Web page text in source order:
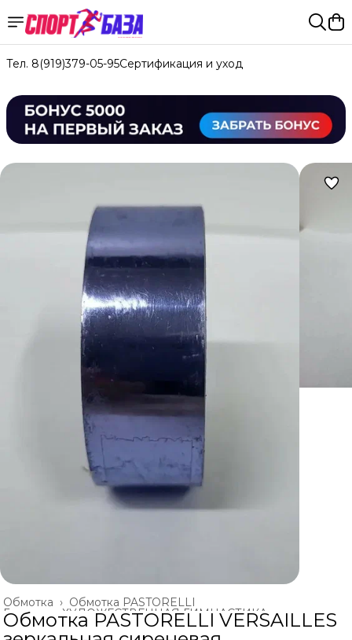
Тел. 8(919)379-05-95Сертификация и уход
Обмотка PASTORELLI
Обмотка ›
ХУДОЖЕСТВЕННАЯ ГИМНАСТИКА ›
Главная ›
Обмотка PASTORELLI VERSAILLES